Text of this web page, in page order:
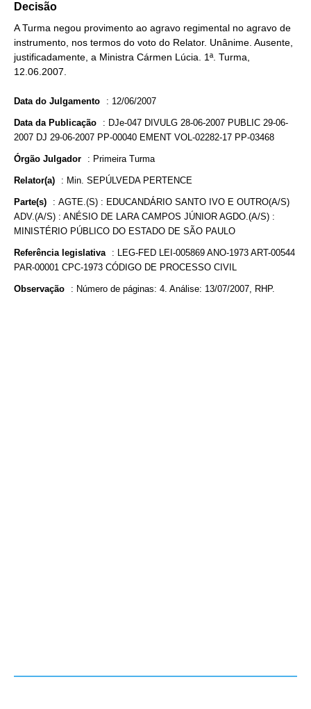
Decisão
A Turma negou provimento ao agravo regimental no agravo de
instrumento, nos termos do voto do Relator. Unânime. Ausente,
justificadamente, a Ministra Cármen Lúcia. 1ª. Turma,
12.06.2007.
Data do Julgamento : 12/06/2007
Data da Publicação : DJe-047 DIVULG 28-06-2007 PUBLIC 29-06-
2007 DJ 29-06-2007 PP-00040 EMENT VOL-02282-17 PP-03468
Órgão Julgador : Primeira Turma
Relator(a) : Min. SEPÚLVEDA PERTENCE
Parte(s) : AGTE.(S) : EDUCANDÁRIO SANTO IVO E OUTRO(A/S)
ADV.(A/S) : ANÉSIO DE LARA CAMPOS JÚNIOR AGDO.(A/S) :
MINISTÉRIO PÚBLICO DO ESTADO DE SÃO PAULO
Referência legislativa : LEG-FED LEI-005869 ANO-1973 ART-00544
PAR-00001 CPC-1973 CÓDIGO DE PROCESSO CIVIL
Observação : Número de páginas: 4. Análise: 13/07/2007, RHP.